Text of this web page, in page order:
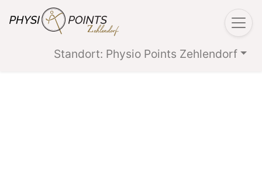
Standort: Physio Points Zehlendorf